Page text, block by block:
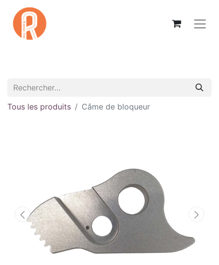
Tous les produits Câme de bloqueur